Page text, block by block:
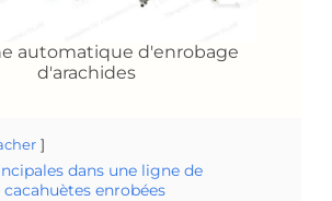
automatique d'enrobage
d'arachides
dans une ligne de
enrobées